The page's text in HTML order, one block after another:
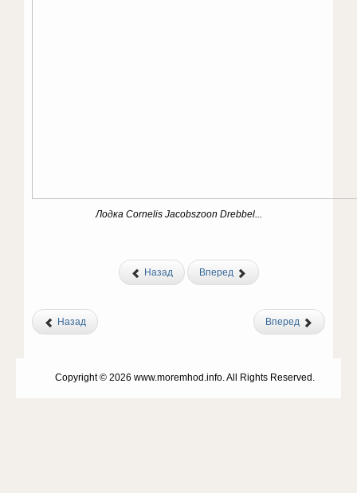
Лодка Cornelis Jacobszoon Drebbel...
Назад Вперед
Назад Вперед
Copyright © 2026 www.moremhod.info. All Rights Reserved.